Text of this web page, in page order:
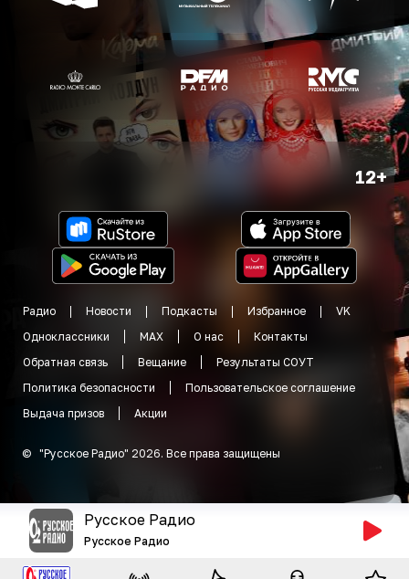
12+
Радио Новости Подкасты Избранное
VK
Одноклассники
MAX О нас
Контакты
Обратная связь
Вещание
Результаты СОУТ
Политика безопасности
Пользовательское соглашение
Выдача призов
Акции
© "Русское Радио" 2026. Все права защищены
Русское Радио
Русское Радио